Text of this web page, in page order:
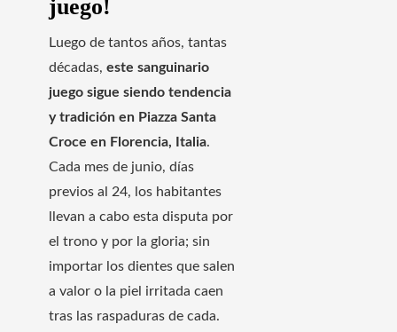
juego!
Luego de tantos años, tantas
décadas, este sanguinario
juego sigue siendo tendencia
y tradición en Piazza Santa
Croce en Florencia, Italia.
Cada mes de junio, días
previos al 24, los habitantes
llevan a cabo esta disputa por
el trono y por la gloria; sin
importar los dientes que salen
a valor o la piel irritada caen
tras las raspaduras de cada.